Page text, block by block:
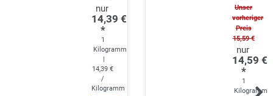
14,39 €
*
1
Kilogramm
14,39 €
/
Kilogramm
Unser
vorheriger
Preis
15,59 €
14,59 €
*
1
Kilogramm